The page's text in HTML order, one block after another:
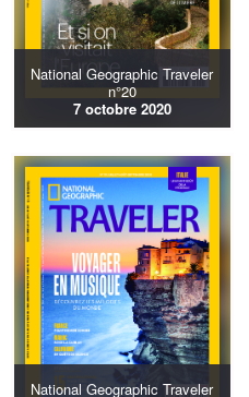
National Geographic Traveler
n°20
7 octobre 2020
National Geographic Traveler